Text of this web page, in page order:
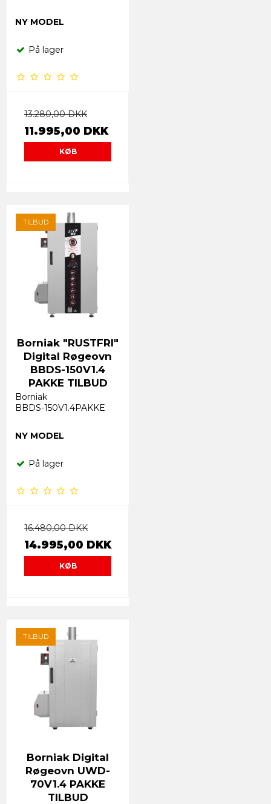
NY MODEL
På lager
13.280,00 DKK
11.995,00 DKK
KØB
TILBUD
Borniak "RUSTFRI"
Digital Røgeovn
BBDS-150V1.4
PAKKE TILBUD
Borniak
BBDS-150V1.4PAKKE
NY MODEL
På lager
16.480,00 DKK
14.995,00 DKK
KØB
TILBUD
Borniak Digital
Røgeovn UWD-
70V1.4 PAKKE
TILBUD